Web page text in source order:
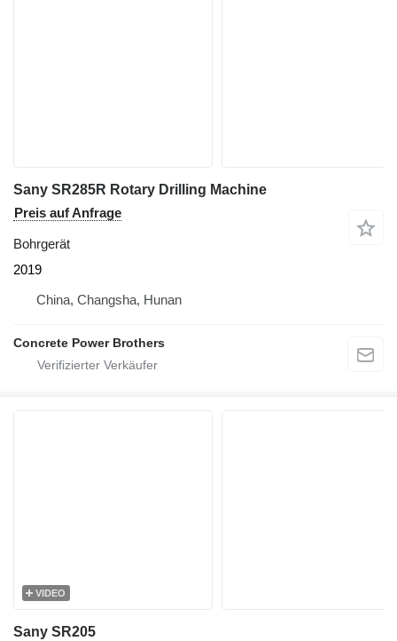
Sany SR285R Rotary Drilling Machine
Preis auf Anfrage
Bohrgerät
2019
China, Changsha, Hunan
Concrete Power Brothers
VIDEO
Sany SR205